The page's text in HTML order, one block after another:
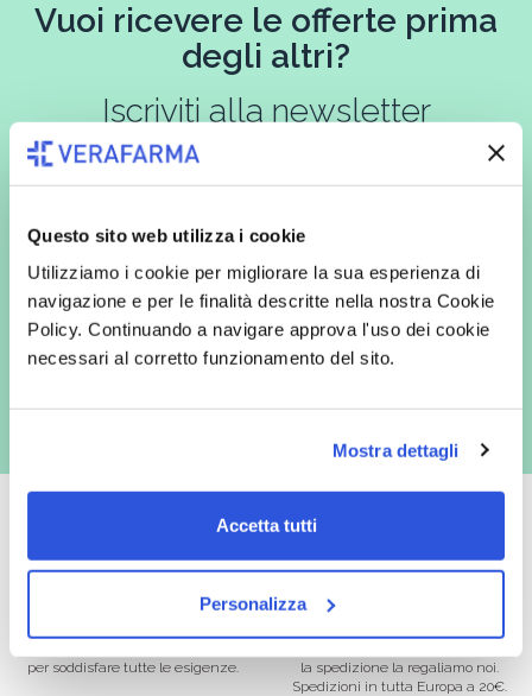
Questo sito web utilizza i cookie
Utilizziamo i cookie per migliorare la sua esperienza di
navigazione e per le finalità descritte nella nostra Cookie
Policy. Continuando a navigare approva l'uso dei cookie
necessari al corretto funzionamento del sito.
Mostra dettagli
Accetta tutti
Personalizza
Vuoi ricevere le offerte prima
degli altri?
Iscriviti alla newsletter
In qualità di interessato, avendo letto l’informativa
espressamente al trattamento dei miei dati personali per finalità
commerciali da parte di Verafarma, tra cui invio di comunicazioni
marketing (con modalità telematiche - quali ad es. newsletter ed e-mail
con inviti e comunicazioni commerciali - e modalità tradizionali, quali ad
es. posta cartacea)
per soddisfare tutte le esigenze.
la spedizione la regaliamo noi.
Spedizioni in tutta Europa a 20€.